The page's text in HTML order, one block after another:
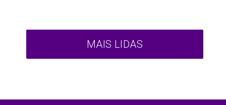
MAIS LIDAS